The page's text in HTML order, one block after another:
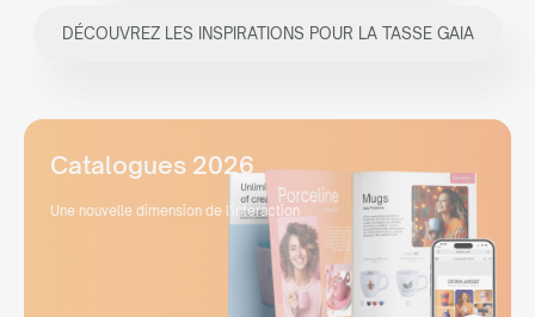
DÉCOUVREZ LES INSPIRATIONS POUR LA TASSE GAIA
Catalogues 2026
Une nouvelle dimension de l'interaction